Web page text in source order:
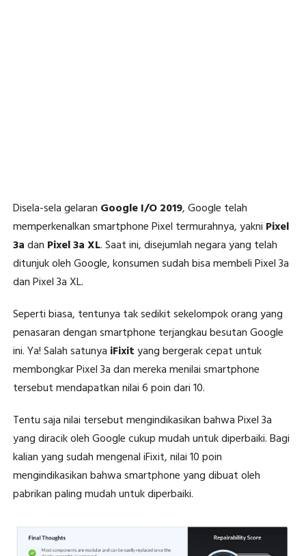
Disela-sela gelaran Google I/O 2019, Google telah
memperkenalkan smartphone Pixel termurahnya, yakni Pixel
3adan Pixel 3a XL. Saat ini, disejumlah negara yang telah
ditunjuk oleh Google, konsumen sudah bisa membeli Pixel 3a
dan Pixel 3a XL.
Seperti biasa, tentunya tak sedikit sekelompok orang yang
penasaran dengan smartphone terjangkau besutan Google
ini. Ya! Salah satunya iFixityang bergerak cepat untuk
membongkar Pixel 3a dan mereka menilai smartphone
tersebut mendapatkan nilai 6 poin dari 10.
Tentu saja nilai tersebut mengindikasikan bahwa Pixel 3a
yang diracik oleh Google cukup mudah untuk diperbaiki. Bagi
kalian yang sudah mengenal iFixit, nilai 10 poin
mengindikasikan bahwa smartphone yang dibuat oleh
pabrikan paling mudah untuk diperbaiki.